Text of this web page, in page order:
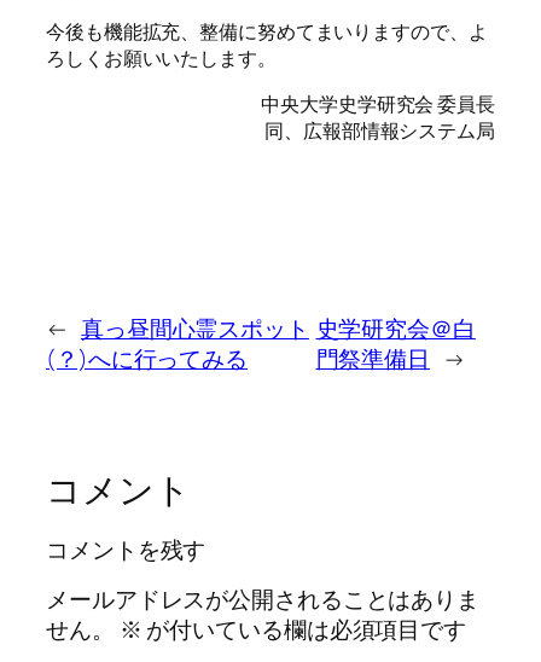
今後も機能拡充、整備に努めてまいりますので、よ
ろしくお願いいたします。
中央大学史学研究会 委員長
同、広報部情報システム局
← 真っ昼間心霊スポット
(？)へに行ってみる
史学研究会＠白
門祭準備日
→
コメント
コメントを残す
メールアドレスが公開されることはありま
せん。
※ が付いている欄は必須項目です